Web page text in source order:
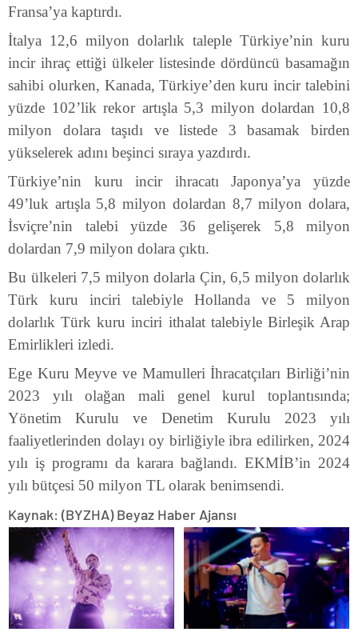
Fransa’ya kaptırdı.
İtalya 12,6 milyon dolarlık taleple Türkiye’nin kuru
incir ihraç ettiği ülkeler listesinde dördüncü basamağın
sahibi olurken, Kanada, Türkiye’den kuru incir talebini
yüzde 102’lik rekor artışla 5,3 milyon dolardan 10,8
milyon dolara taşıdı ve listede 3 basamak birden
yükselerek adını beşinci sıraya yazdırdı.
Türkiye’nin kuru incir ihracatı Japonya’ya yüzde
49’luk artışla 5,8 milyon dolardan 8,7 milyon dolara,
İsviçre’nin talebi yüzde 36 gelişerek 5,8 milyon
dolardan 7,9 milyon dolara çıktı.
Bu ülkeleri 7,5 milyon dolarla Çin, 6,5 milyon dolarlık
Türk kuru inciri talebiyle Hollanda ve 5 milyon
dolarlık Türk kuru inciri ithalat talebiyle Birleşik Arap
Emirlikleri izledi.
Ege Kuru Meyve ve Mamulleri İhracatçıları Birliği’nin
2023 yılı olağan mali genel kurul toplantısında;
Yönetim Kurulu ve Denetim Kurulu 2023 yılı
faaliyetlerinden dolayı oy birliğiyle ibra edilirken, 2024
yılı iş programı da karara bağlandı. EKMİB’in 2024
yılı bütçesi 50 milyon TL olarak benimsendi.
Kaynak: (BYZHA) Beyaz Haber Ajansı